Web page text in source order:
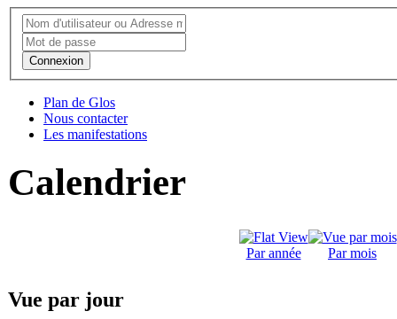
Connexion
Plan de Glos
Nous contacter
Les manifestations
Calendrier
Par année Par mois
Vue par jour